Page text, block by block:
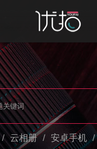
/ 云相册 / 安卓手机 /